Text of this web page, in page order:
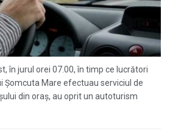
în jurul orei 07.00, în timp ce lucrători
Şomcuta Mare efectuau serviciul de
din oraș, au oprit un autoturism